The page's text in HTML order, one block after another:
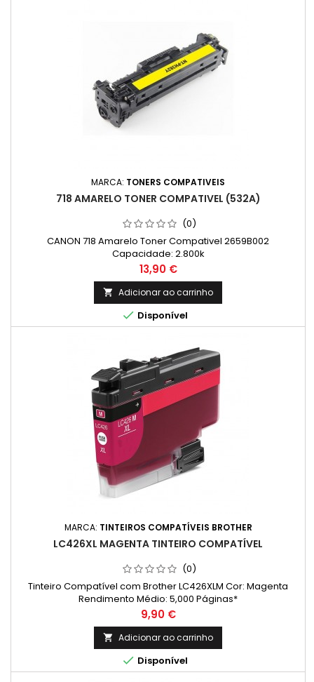
MARCA: TONERS COMPATIVEIS
718 AMARELO TONER COMPATIVEL (532A)
(0)
CANON 718 Amarelo Toner Compativel 2659B002
Capacidade: 2.800k
Preço
13,90 €
 Adicionar ao carrinho
 Disponível
MARCA: TINTEIROS COMPATÍVEIS BROTHER
LC426XL MAGENTA TINTEIRO COMPATÍVEL
(0)
Tinteiro Compatível com Brother LC426XLM Cor: Magenta
Rendimento Médio: 5,000 Páginas*
Preço
9,90 €
 Adicionar ao carrinho
 Disponível